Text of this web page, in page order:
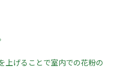
上げることで室内での花粉の